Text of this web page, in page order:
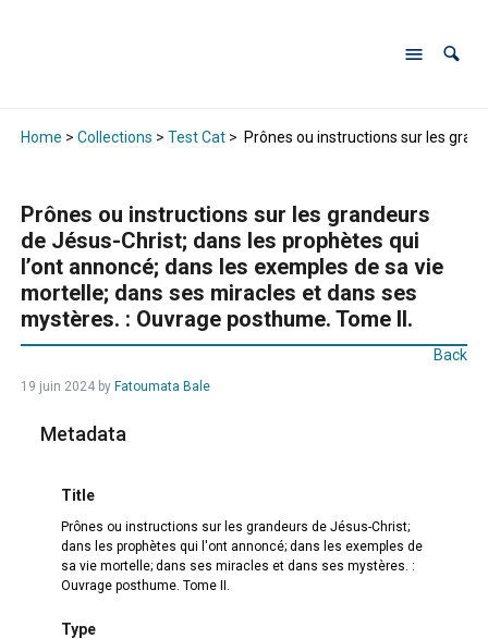
Home > Collections > Test Cat> Prônes ou instructions sur les
Prônes ou instructions sur les grandeurs
de Jésus-Christ; dans les prophètes qui
l’ont annoncé; dans les exemples de sa vie
mortelle; dans ses miracles et dans ses
mystères. : Ouvrage posthume. Tome II.
Back
19 juin 2024by Fatoumata Bale
Metadata
Title
Prônes ou instructions sur les grandeurs de Jésus-Christ;
dans les prophètes qui l'ont annoncé; dans les exemples de
sa vie mortelle; dans ses miracles et dans ses mystères. :
Ouvrage posthume. Tome II.
Type